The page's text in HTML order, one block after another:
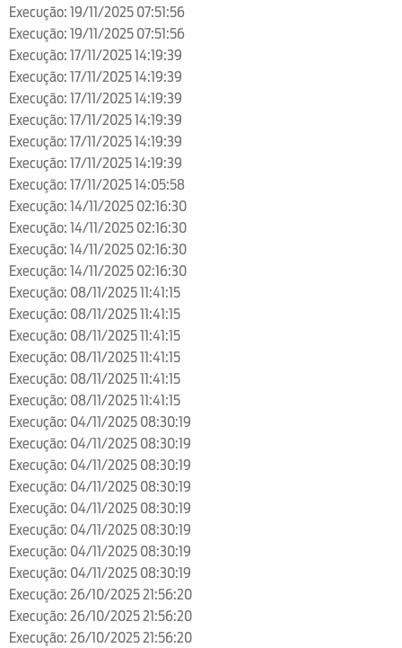
Execução: 19/11/2025 07:51:56
Execução: 19/11/2025 07:51:56
Execução: 17/11/2025 14:19:39
Execução: 17/11/2025 14:19:39
Execução: 17/11/2025 14:19:39
Execução: 17/11/2025 14:19:39
Execução: 17/11/2025 14:19:39
Execução: 17/11/2025 14:19:39
Execução: 17/11/2025 14:05:58
Execução: 14/11/2025 02:16:30
Execução: 14/11/2025 02:16:30
Execução: 14/11/2025 02:16:30
Execução: 14/11/2025 02:16:30
Execução: 08/11/2025 11:41:15
Execução: 08/11/2025 11:41:15
Execução: 08/11/2025 11:41:15
Execução: 08/11/2025 11:41:15
Execução: 08/11/2025 11:41:15
Execução: 08/11/2025 11:41:15
Execução: 04/11/2025 08:30:19
Execução: 04/11/2025 08:30:19
Execução: 04/11/2025 08:30:19
Execução: 04/11/2025 08:30:19
Execução: 04/11/2025 08:30:19
Execução: 04/11/2025 08:30:19
Execução: 04/11/2025 08:30:19
Execução: 04/11/2025 08:30:19
Execução: 26/10/2025 21:56:20
Execução: 26/10/2025 21:56:20
Execução: 26/10/2025 21:56:20